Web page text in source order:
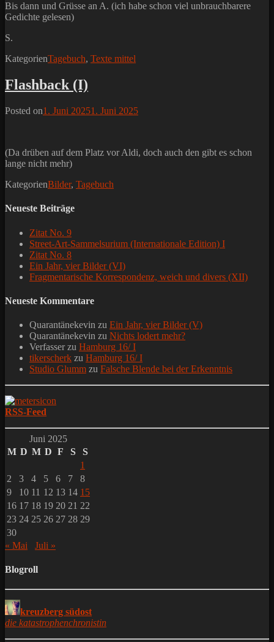
Bis dann und Grüsse an A. (ich habe schon viel unbrauchbarere
Gedichte gelesen)
S.
KategorienTagebuch, Texte mittel
Flashback (I)
Posted on1. Juni 20251. Juni 2025
(Da drüben auf dem Platz vor Aldi, doch auch den gibt es schon
lange nicht mehr)
KategorienBilder, Tagebuch
Neueste Beiträge
Zitat No. 9
Street-Art-Sammelsurium (Internationale Edition) I
Zitat No. 8
Ein Jahr, vier Bilder (VI)
Fragmentarische Korrespondenz, weich und divers (XII)
Neueste Kommentare
Quarantänekevin zu Ein Jahr, vier Bilder (V)
Quarantänekevin zu Nichts lodert mehr?
Verfasserzu Hamburg 16/ I
tikerscherk zu Hamburg 16/ I
Studio Glumm zu Falsche Blende bei der Erkenntnis
RSS-Feed
Juni 2025
M D M D F S
S
1
2
3 4 5 6 7
8
9
10 11 12 13 14 15
16 17 18 19 20 21 22
23 24 25 26 27 28 29
30
« Mai
Juli »
Blogroll
kreuzberg südost
die katastrophenchronistin